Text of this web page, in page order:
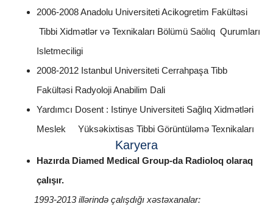
2006-2008 Anadolu Universiteti Acikogretim Fakültəsi
Tibbi Xidmətlər və Texnikaları Bölümü Saölıq Qurumları
Isletmeciligi
2008-2012 Istanbul Universiteti Cerrahpaşa Tibb
Fakültəsi Radyoloji Anabilim Dali
Yardımcı Dosent : Istinye Universiteti Sağlıq Xidmətləri
Meslek Yüksəkixtisas Tibbi Görüntüləmə Texnikaları
Karyera
Hazırda Diamed Medical Group-daRadioloq olaraq
çalışır.
1993-2013 illərində çalışdığı xəstəxanalar: